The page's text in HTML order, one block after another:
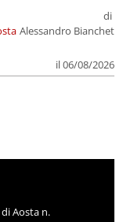
di
Alessandro Bianchet
il 06/08/2026
Aosta n.